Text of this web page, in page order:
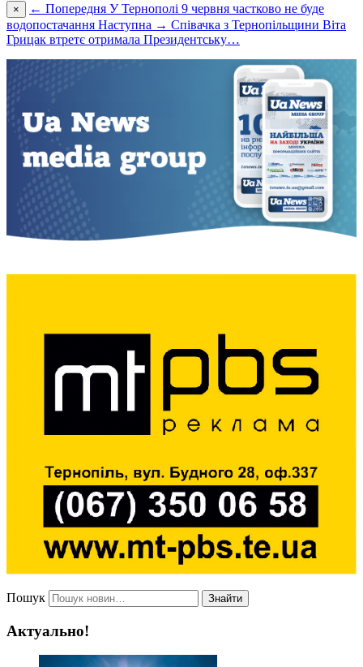
× ← Попередня У Тернополі 9 червня частково не буде
водопостачання Наступна → Співачка з Тернопільщини Віта
Грицак втретє отримала Президентську…
Пошук Знайти
Актуально!